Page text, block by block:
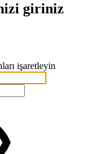
giriniz
işaretleyin